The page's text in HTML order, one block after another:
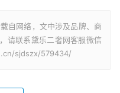
自网络，文中涉及品牌、商
请联系黛乐二奢网客服微信
sjdszx/579434/